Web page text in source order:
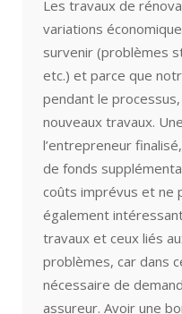
Les travaux de
variations
survenir (problèmes
etc.) et parce que
pendant le
nouveaux travaux.
l’entrepreneur
de fonds
coûts imprévus et ne
également
travaux et ceux liés
problèmes, car dans
nécessaire de
assureur. Avoir une